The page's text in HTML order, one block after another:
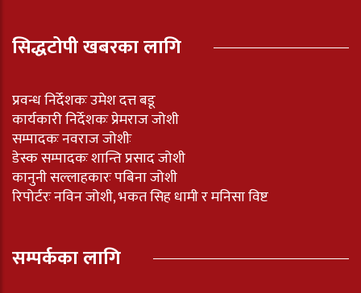
सिद्धटोपी खबरका लागि
प्रवन्ध निर्देशकः उमेश दत्त बडू
कार्यकारी निर्देशकः प्रेमराज जोशी
सम्पादकः नवराज जोशीः
डेस्क सम्पादकः शान्ति प्रसाद जोशी
कानुनी सल्लाहकारः पबिना जोशी
रिपोर्टरः नविन जोशी, भकत सिह धामी र मनिसा विष्ट
सम्पर्कका लागि